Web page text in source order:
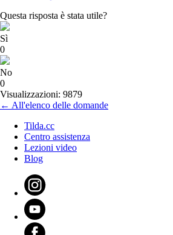
Questa risposta è stata utile?
Sì
0
No
0
Visualizzazioni: 9879
← All'elenco delle domande
Tilda.cc
Centro assistenza
Lezioni video
Blog